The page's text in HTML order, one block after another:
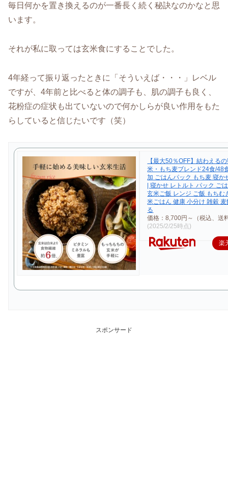
毎日何かを置き換えるのが一番長く続く秘訣なのかなと思
います。
それが私に取っては玄米食にすることでした。
4年経って振り返ったときに「そういえば・・・」レベル
ですが、4年前と比べると体の調子も、肌の調子も良く、
花粉症の症状も出ていないので何かしらが良い作用をもた
らしていると信じたいです（笑）
【最大50％OFF】結わえる
米・もち麦ブレンド24食/48
加 ごはんパック もち麦 寝か
| 寝かせ レトルト パック ご
玄米ご飯 レンジ ご飯 もちむ
米ごはん 健康 小分け 雑穀
る
価格：8,700円～（税込、送
(2025/2/25時点)
楽
スポンサード